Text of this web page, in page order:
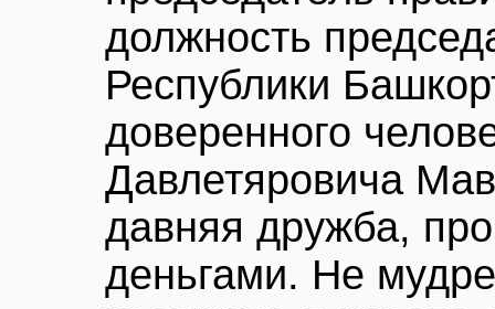
должность
Республики
доверенного
Давлетяровича
давняя дружба,
деньгами. Не